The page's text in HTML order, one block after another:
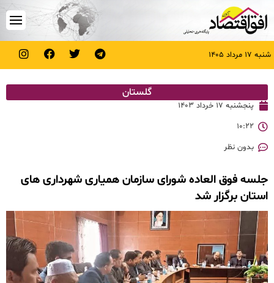
شنبه ۱۷ مرداد ۱۴۰۵
گلستان
پنجشنبه ۱۷ خرداد ۱۴۰۳
۱۰:۲۲
بدون نظر
جلسه فوق العاده شورای سازمان همیاری شهرداری های
استان برگزار شد